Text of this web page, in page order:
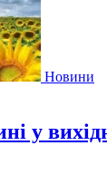
Новини
у